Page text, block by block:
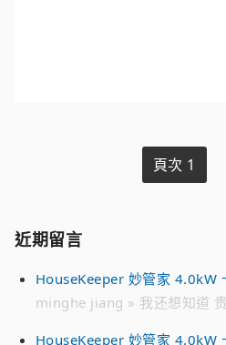
分
頁
頁次 1
近期留言
HouseKeeper 妙管家 4.0kW
minghe jiang » 我还想知道
HouseKeeper 妙管家 4.0kW